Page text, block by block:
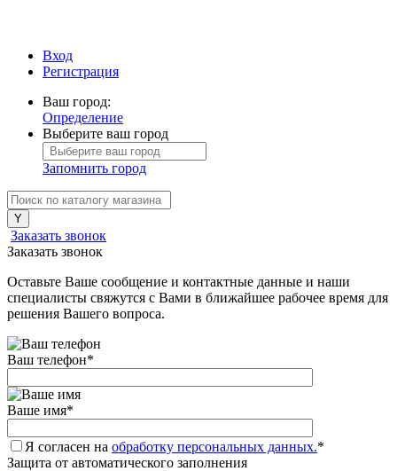
Вход
Регистрация
Ваш город:
Определение
Выберите ваш город
Запомнить город
Заказать звонок
Заказать звонок
Оставьте Ваше сообщение и контактные данные и наши
специалисты свяжутся с Вами в ближайшее рабочее время для
решения Вашего вопроса.
Ваш телефон*
Ваше имя*
Я согласен на обработку персональных данных.*
Защита от автоматического заполнения